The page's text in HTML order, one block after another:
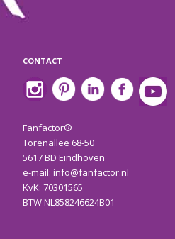
CONTACT
Fanfactor®
Torenallee 68-50
5617 BD Eindhoven
e-mail: info@fanfactor.nl
KvK: 70301565
BTW NL858246624B01